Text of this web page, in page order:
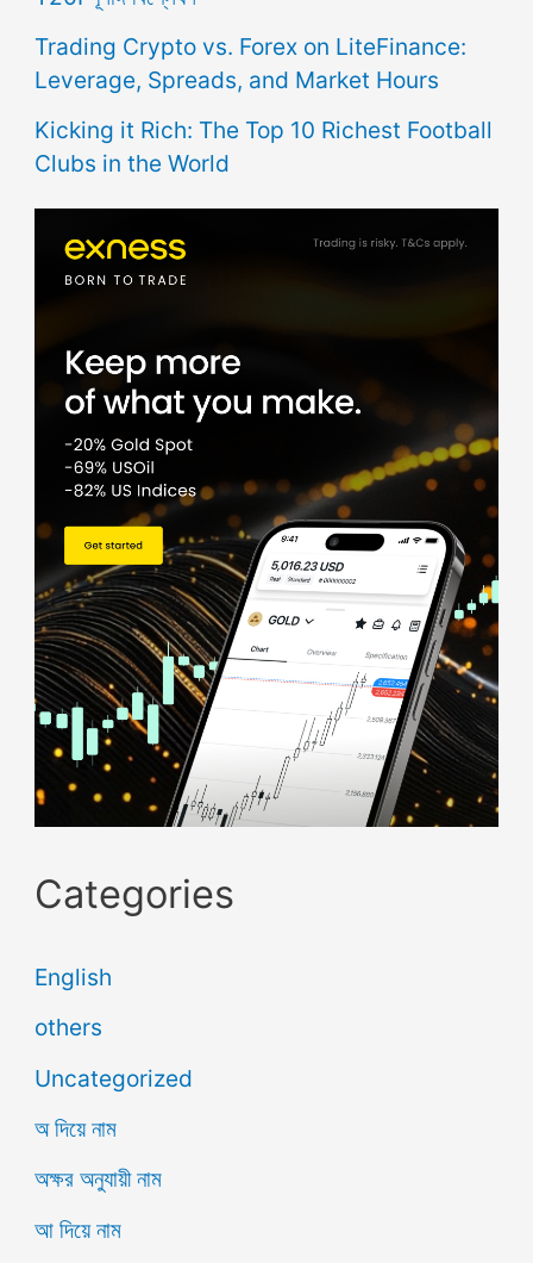
Trading Crypto vs. Forex on LiteFinance:
Leverage, Spreads, and Market Hours
Kicking it Rich: The Top 10 Richest Football
Clubs in the World
Categories
English
others
Uncategorized
অ দিয়ে নাম
অক্ষর অনুযায়ী নাম
আ দিয়ে নাম